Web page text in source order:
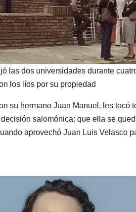
las dos universidades durante
los líos por su propiedad
su hermano Juan Manuel, les tocó
salomónica: que ella se
aprovechó Juan Luis Velasco